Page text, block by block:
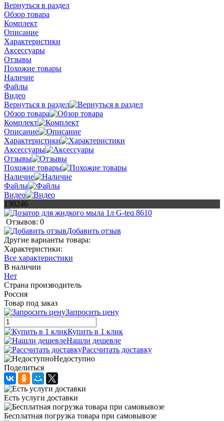
Вернуться в раздел
Обзор товара
Комплект
Описание
Характеристики
Аксессуары
Отзывы
Похожие товары
Наличие
Файлы
Видео
Вернуться в раздел
Обзор товара
Комплект
Описание
Характеристики
Аксессуары
Отзывы
Похожие товары
Наличие
Файлы
Видео
130246
Отзывов: 0
Добавить отзыв
Другие варианты товара:
Характеристики:
Все характеристики
В наличии
Нет
Страна производитель
Россия
Товар под заказ
Запросить цену
Купить в 1 клик
Нашли дешевле
Рассчитать доставку
Недоступно
Поделиться
Есть услуги доставки
Бесплатная погрузка товара при самовывозе